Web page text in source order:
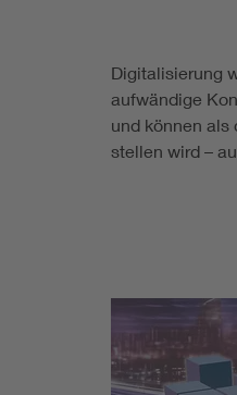
Digitalisierung
aufwändige
und können als
stellen wird –